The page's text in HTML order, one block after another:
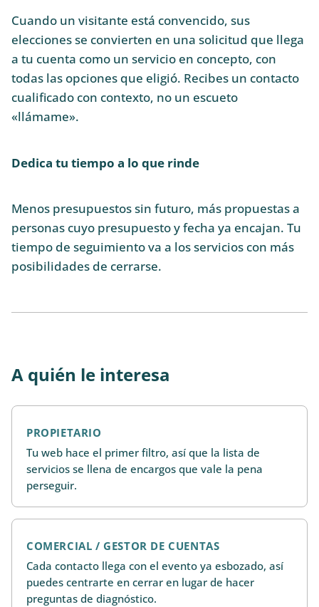
Cuando un visitante está convencido, sus
elecciones se convierten en una solicitud que llega
a tu cuenta como un servicio en concepto, con
todas las opciones que eligió. Recibes un contacto
cualificado con contexto, no un escueto
«llámame».
Dedica tu tiempo a lo que rinde
Menos presupuestos sin futuro, más propuestas a
personas cuyo presupuesto y fecha ya encajan. Tu
tiempo de seguimiento va a los servicios con más
posibilidades de cerrarse.
A quién le interesa
PROPIETARIO
Tu web hace el primer filtro, así que la lista de
servicios se llena de encargos que vale la pena
perseguir.
COMERCIAL / GESTOR DE CUENTAS
Cada contacto llega con el evento ya esbozado, así
puedes centrarte en cerrar en lugar de hacer
preguntas de diagnóstico.